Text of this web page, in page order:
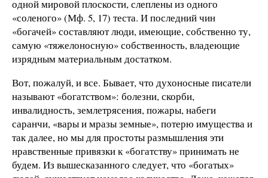
одной мировой плоскости, слеплены из одного
«соленого» (Мф. 5, 17) теста. И последний чин
«богачей» составляют люди, имеющие, собственно ту,
самую «тяжелоносную» собственность, владеющие
изрядным материальным достатком.
Вот, пожалуй, и все. Бывает, что духоносные писатели
называют «богатством»: болезни, скорби,
инвалидность, землетрясения, пожары, набеги
саранчи, «вары и мразы земные», потерю имущества и
так далее, но мы для простоты размышления эти
нравственные привязки к «богатству» принимать не
будем. Из вышесказанного следует, что «богатых»